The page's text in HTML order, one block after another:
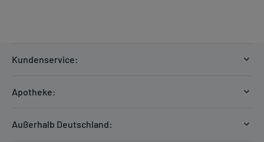
Kundenservice:
Zahlungsarten
Apotheke:
Außerhalb Deutschland: